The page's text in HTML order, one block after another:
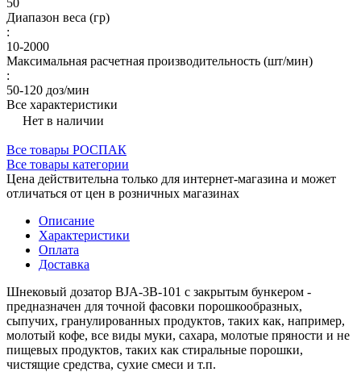
Диапазон веса (гр)
:
10-2000
Максимальная расчетная производительность (шт/мин)
:
50-120 доз/мин
Все характеристики
Нет в наличии
Все товары РОСПАК
Все товары категории
Цена действительна только для интернет-магазина и может
отличаться от цен в розничных магазинах
Описание
Характеристики
Оплата
Доставка
Шнековый дозатор BJA-3B-101 с закрытым бункером -
предназначен для точной фасовки порошкообразных,
сыпучих, гранулированных продуктов, таких как, например,
молотый кофе, все виды муки, сахара, молотые пряности и не
пищевых продуктов, таких как стиральные порошки,
чистящие средства, сухие смеси и т.п.